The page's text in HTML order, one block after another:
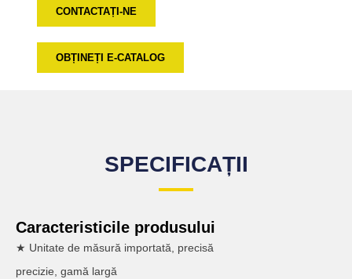
CONTACTAȚI-NE
OBȚINEȚI E-CATALOG
SPECIFICAȚII
Caracteristicile produsului
★ Unitate de măsură importată, precisă
precizie, gamă largă